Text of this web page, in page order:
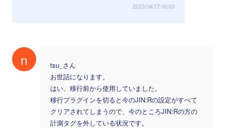
2023/04/17 00:03
n
tsu_さん
お世話になります。
はい、移行前から使用していました。
移行プラグインを切ると今のJIN:Rの設定がすべて
クリアされてしまうので、今のところJIN:Rの方の
計測タグを外している状況です。